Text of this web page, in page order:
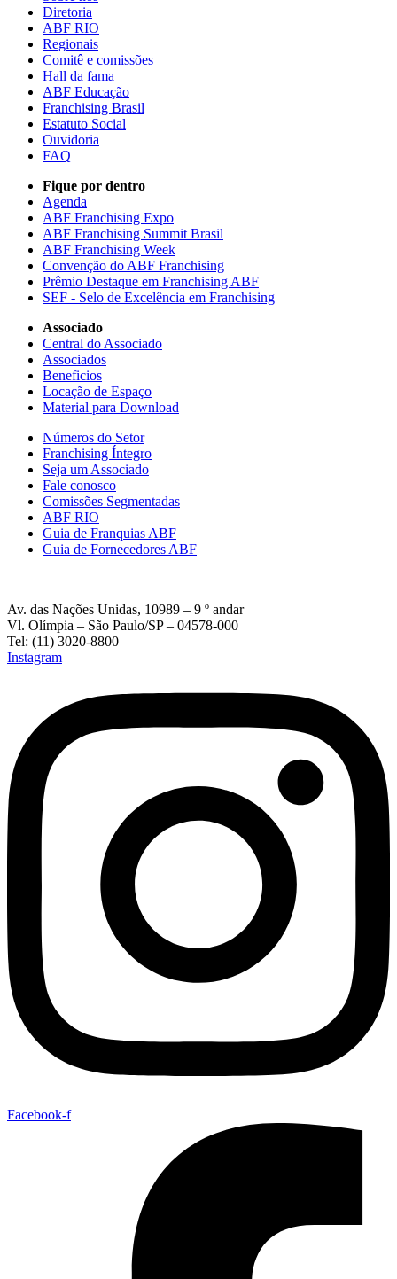
Diretoria
ABF RIO
Regionais
Comitê e comissões
Hall da fama
ABF Educação
Franchising Brasil
Estatuto Social
Ouvidoria
FAQ
Fique por dentro
Agenda
ABF Franchising Expo
ABF Franchising Summit Brasil
ABF Franchising Week
Convenção do ABF Franchising
Prêmio Destaque em Franchising ABF
SEF - Selo de Excelência em Franchising
Associado
Central do Associado
Associados
Beneficios
Locação de Espaço
Material para Download
Números do Setor
Franchising Íntegro
Seja um Associado
Fale conosco
Comissões Segmentadas
ABF RIO
Guia de Franquias ABF
Guia de Fornecedores ABF
Av. das Nações Unidas, 10989 – 9 º andar
Vl. Olímpia – São Paulo/SP – 04578-000
Tel: (11) 3020-8800
Instagram
Facebook-f